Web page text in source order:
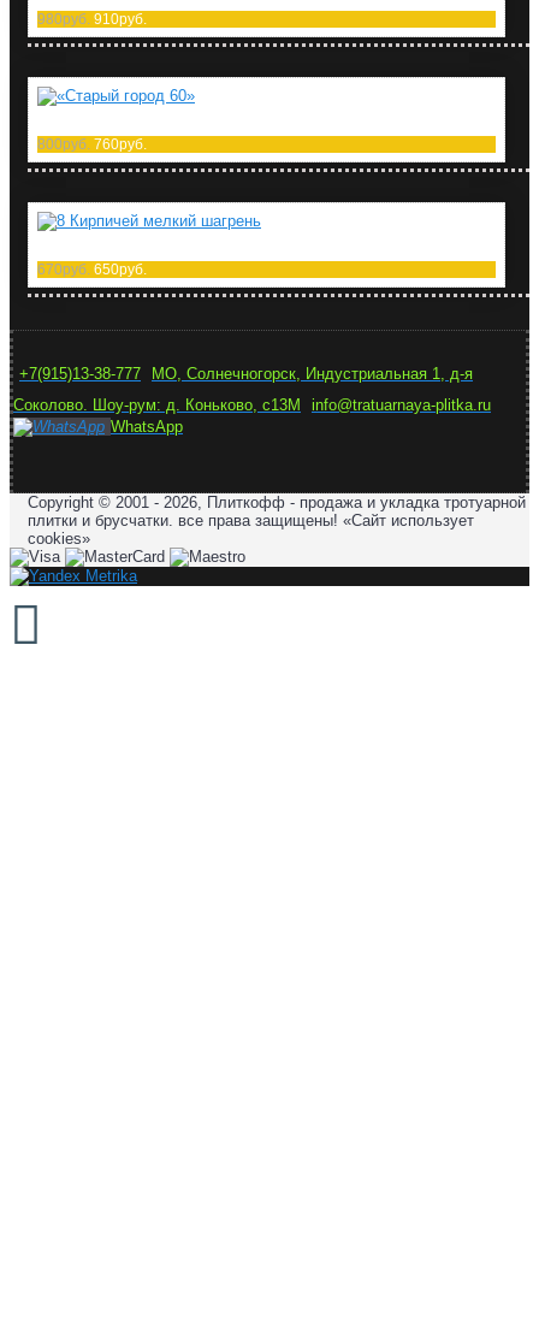
980руб. 910руб.
800руб. 760руб.
670руб. 650руб.
+7(915)13-38-777
МО, Солнечногорск, Индустриальная 1, д-я
Соколово. Шоу-рум: д. Коньково, с13М
info@tratuarnaya-plitka.ru
WhatsApp
Copyright © 2001 - 2026, Плиткофф - продажа и укладка тротуарной
плитки и брусчатки. все права защищены! «Сайт использует
cookies»